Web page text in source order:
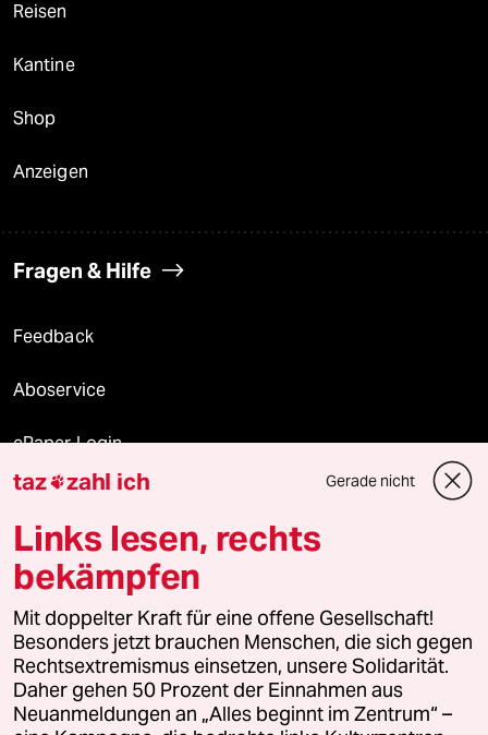
Reisen
Kantine
Shop
Anzeigen
Fragen & Hilfe
Feedback
Aboservice
ePaper Login
Downloads für Abonnierende
© 2026 taz Verlags und Vertriebs GmbH
Alle Rechte vorbehalten. Bei rechtlichen Fragen oder für Genehmigungen
wenden Sie sich bitte an
lizenzen@taz.de
Feedback Redaktionsstatut Kommune-Richtlinien
taz zahl ich Gerade nicht
Links lesen, rechts
bekämpfen
Mit doppelter Kraft für eine offene Gesellschaft!
Besonders jetzt brauchen Menschen, die sich gegen
Rechtsextremismus einsetzen, unsere Solidarität.
Daher gehen 50 Prozent der Einnahmen aus
Neuanmeldungen an „Alles beginnt im Zentrum“ –